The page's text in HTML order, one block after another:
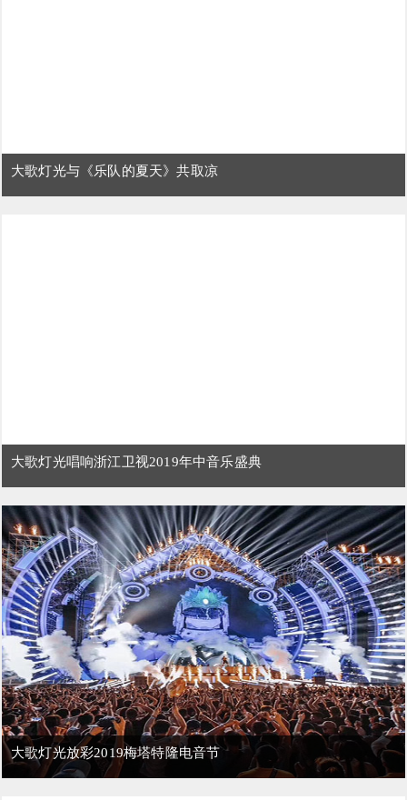
大歌灯光与《乐队的夏天》共取凉
大歌灯光唱响浙江卫视2019年中音乐盛典
大歌灯光放彩2019梅塔特隆电音节